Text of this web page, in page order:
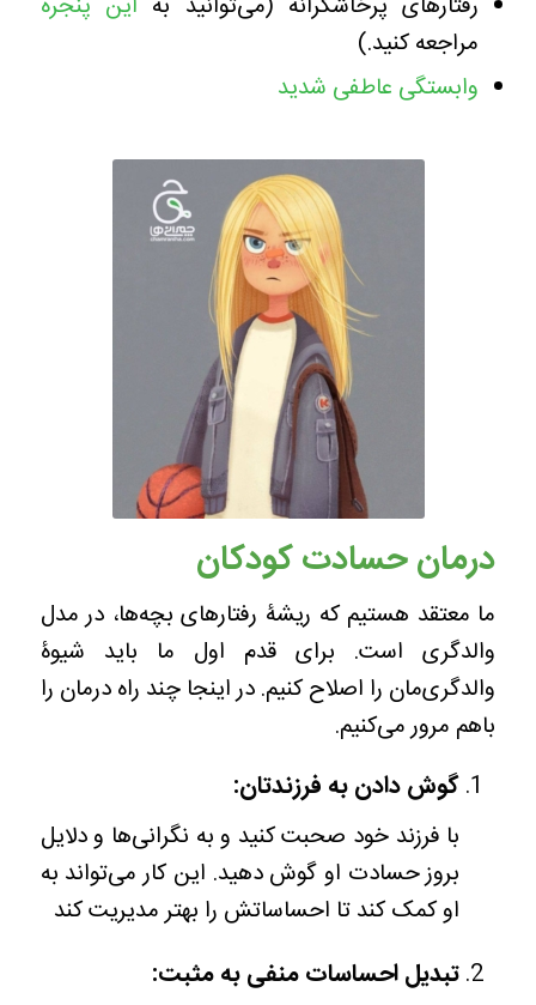
مراجعه کنید.)
وابستگی عاطفی شدید
درمان حسادت کودکان
ما معتقد هستیم که ریشۀ رفتارهای بچه‌ها، در مدل
والدگری است. برای قدم اول ما باید شیوۀ
والدگری‌مان را اصلاح کنیم. در اینجا چند راه درمان را
باهم مرور می‌کنیم.
گوش دادن به فرزندتان:
با فرزند خود صحبت کنید و به نگرانی‌ها و دلایل
بروز حسادت او گوش دهید. این کار می‌تواند به
او کمک کند تا احساساتش را بهتر مدیریت کند
تبدیل احساسات منفی به مثبت: